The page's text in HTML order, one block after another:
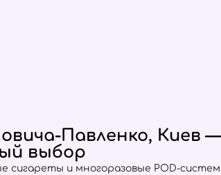
Павленко, Киев
выбор
и многоразовые POD-